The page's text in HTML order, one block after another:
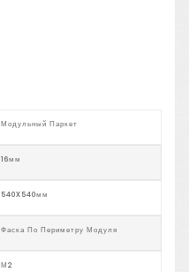
Модульный Паркет
16мм
540X540мм
Фаска По Периметру Модуля
М2